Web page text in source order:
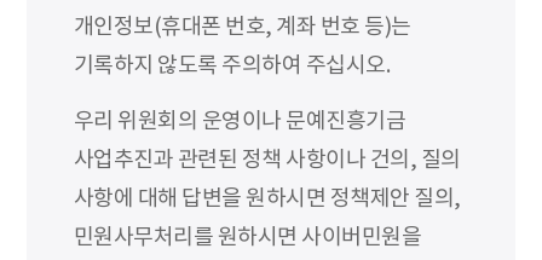
개인정보(휴대폰 번호, 계좌 번호 등)는
기록하지 않도록 주의하여 주십시오.
우리 위원회의 운영이나 문예진흥기금
사업추진과 관련된 정책 사항이나 건의, 질의
사항에 대해 답변을 원하시면 정책제안 질의,
민원사무처리를 원하시면 사이버민원을